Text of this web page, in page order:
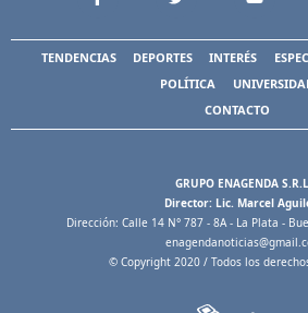
TENDENCIAS DEPORTES INTERÉS
POLÍTICA
CONTACTO
GRUPO ENAGENDA S.R.L
Director: Lic. Marcel
Dirección: Calle 14 N° 787 - 8A - La Plata -
© Copyright 2020 / Todos los